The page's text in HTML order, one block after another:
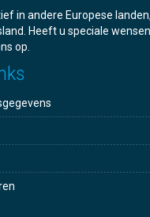
in andere Europese
Heeft u speciale
op.